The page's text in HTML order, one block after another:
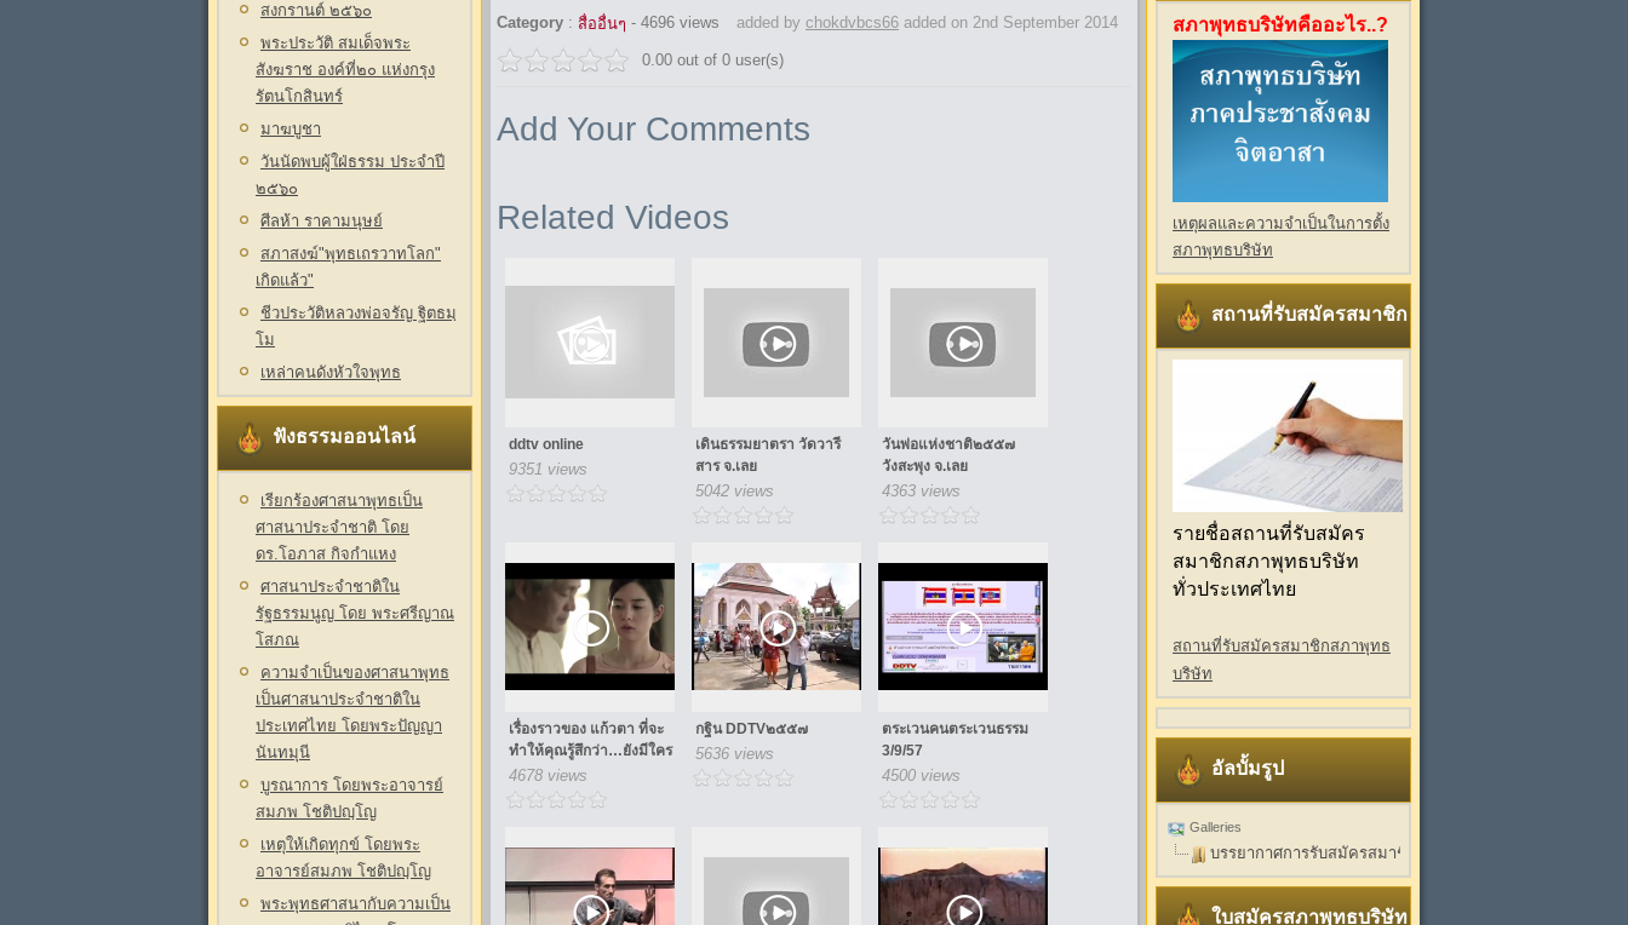
สงกรานต์ ๒๕๖๐
พระประวัติ สมเด็จพระ
สังฆราช องค์ที่๒๐ แห่งกรุง
รัตนโกสินทร์
มาฆบูชา
วันนัดพบผู้ใฝ่ธรรม ประจำปี
๒๕๖๐
ศีลห้า ราคามนุษย์
สภาสงฆ์"พุทธเถรวาทโลก"
เกิดแล้ว"
ชีวประวัติหลวงพ่อจรัญ ฐิตธมฺ
โม
เหล่าคนดังหัวใจพุทธ
ฟังธรรมออนไลน์
เรียกร้องศาสนาพุทธเป็น
ศาสนาประจำชาติ โดย
ดร.โอภาส กิจกำแหง
ศาสนาประจำชาติใน
รัฐธรรมนูญ โดย พระศรีญาณ
โสภณ
ความจำเป็นของศาสนาพุทธ
เป็นศาสนาประจำชาติใน
ประเทศไทย โดยพระปัญญา
นันทมุนี
บูรณาการ โดยพระอาจารย์
สมภพ โชติปญฺโญ
เหตุให้เกิดทุกข์ โดยพระ
อาจารย์สมภพ โชติปญฺโญ
พระพุทธศาสนากับความเป็น
Category : สื่ออื่นๆ - 4696 views added by chokdvbcs66 added on 2nd September 2014
0.00 out of 0 user(s)
Add Your Comments
Related Videos
ddtv online
9351 views
เดินธรรมยาตรา วัดวารี
สาร จ.เลย
5042 views
วันพ่อแห่งชาติ๒๕๕๗
วังสะพุง จ.เลย
4363 views
เรื่องราวของ แก้วตา ที่จะ
ทำให้คุณรู้สึกว่า…ยังมีใคร
4678 views
กฐิน DDTV๒๕๕๗
5636 views
ตระเวนคนตระเวนธรรม
3/9/57
4500 views
สภาพุทธบริษัทคืออะไร..?
เหตุผลและความจำเป็นในการตั้ง
สภาพุทธบริษัท
สถานที่รับสมัครสมาชิก
รายชื่อสถานที่รับสมัคร
สมาชิกสภาพุทธบริษัท
ทั่วประเทศไทย
สถานที่รับสมัครสมาชิกสภาพุทธ
บริษัท
อัลบั้มรูป
Galleries
บรรยากาศการรับสมัครสมาชิกสภาพุทธบริษัท วัดธรรมปัญญา
ใบสมัครสภาพุทธบริษัท